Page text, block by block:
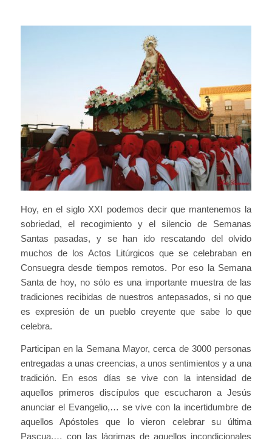
Hoy, en el siglo XXI podemos decir que mantenemos la
sobriedad, el recogimiento y el silencio de Semanas
Santas pasadas, y se han ido rescatando del olvido
muchos de los Actos Litúrgicos que se celebraban en
Consuegra desde tiempos remotos. Por eso la Semana
Santa de hoy, no sólo es una importante muestra de las
tradiciones recibidas de nuestros antepasados, si no que
es expresión de un pueblo creyente que sabe lo que
celebra.
Participan en la Semana Mayor, cerca de 3000 personas
entregadas a unas creencias, a unos sentimientos y a una
tradición. En esos días se vive con la intensidad de
aquellos primeros discípulos que escucharon a Jesús
anunciar el Evangelio,… se vive con la incertidumbre de
aquellos Apóstoles que lo vieron celebrar su última
Pascua,… con las lágrimas de aquellos incondicionales